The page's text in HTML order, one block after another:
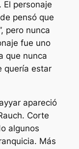
personaje
pensó que
pero nunca
fue uno
que nunca
quería estar
apareció
Corte
algunos
Más